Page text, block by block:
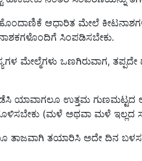
ಆಧಾರಿತ ಮೇಲೆ
ಸಿಂಪಡಿಸಬೇಕು.
ಒಣಗಿರುವಾಗ, ತಪ್ಪದೇ
ಯಾವಾಗಲೂ ಉತ್ತಮ
(ಮಳೆ ಅಥವಾ ಮಳೆ
ತಾಜವಾಗಿ ತಯಾರಿಸಿ ಅದೇ ದಿನ